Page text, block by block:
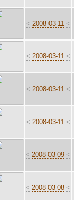
< 2008-03-11 <
< 2008-03-11 <
< 2008-03-11 <
< 2008-03-11 <
< 2008-03-09 <
< 2008-03-08 <